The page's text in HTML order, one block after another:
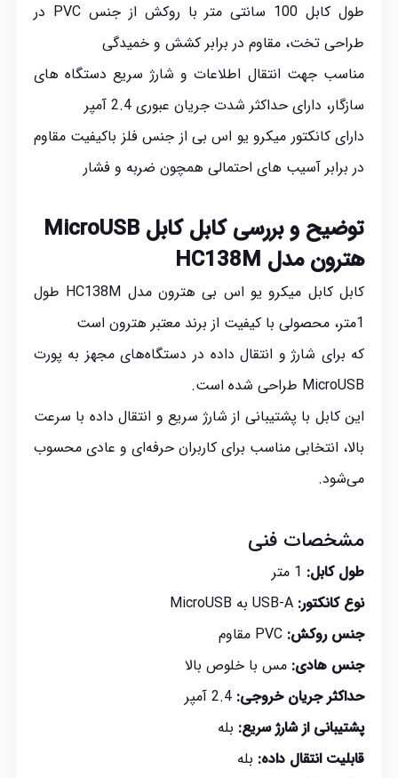
طول کابل 100 سانتی متر با روکش از جنس PVC در
طراحی تخت، مقاوم در برابر کشش و خمیدگی
مناسب جهت انتقال اطلاعات و شارژ سریع دستگاه های
سازگار، دارای حداکثر شدت جریان عبوری 2.4 آمپر
دارای کانکتور میکرو یو اس بی از جنس فلز باکیفیت مقاوم
در برابر آسیب های احتمالی همچون ضربه و فشار
توضیح و بررسی کابل کابل MicroUSB
هترون مدل HC138M
کابل کابل میکرو یو اس بی هترون مدل HC138M طول
1متر، محصولی با کیفیت از برند معتبر هترون است
که برای شارژ و انتقال داده در دستگاه‌های مجهز به پورت
MicroUSB طراحی شده است.
این کابل با پشتیبانی از شارژ سریع و انتقال داده با سرعت
بالا، انتخابی مناسب برای کاربران حرفه‌ای و عادی محسوب
می‌شود.
مشخصات فنی
طول کابل:
نوع کانکتور:
جنس روکش:
جنس هادی: مس با خلوص بالا
حداکثر جریان خروجی:
پشتیبانی از شارژ سریع: بله
قابلیت انتقال داده: بله